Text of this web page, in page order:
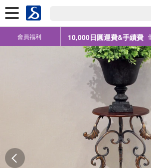
會員福利 10,000日圓運費&手續費